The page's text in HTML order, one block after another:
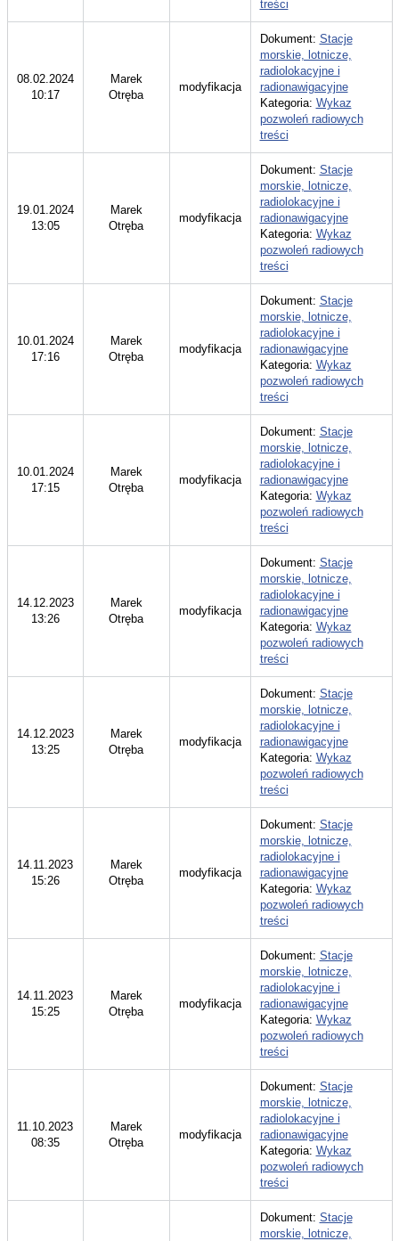
treści
08.02.2024
10:17
Marek
Otręba
modyfikacja
Dokument: Stacje
morskie, lotnicze,
radiolokacyjne i
radionawigacyjne
Kategoria: Wykaz
pozwoleń radiowych
treści
19.01.2024
13:05
Marek
Otręba
modyfikacja
Dokument: Stacje
morskie, lotnicze,
radiolokacyjne i
radionawigacyjne
Kategoria: Wykaz
pozwoleń radiowych
treści
10.01.2024
17:16
Marek
Otręba
modyfikacja
Dokument: Stacje
morskie, lotnicze,
radiolokacyjne i
radionawigacyjne
Kategoria: Wykaz
pozwoleń radiowych
treści
10.01.2024
17:15
Marek
Otręba
modyfikacja
Dokument: Stacje
morskie, lotnicze,
radiolokacyjne i
radionawigacyjne
Kategoria: Wykaz
pozwoleń radiowych
treści
14.12.2023
13:26
Marek
Otręba
modyfikacja
Dokument: Stacje
morskie, lotnicze,
radiolokacyjne i
radionawigacyjne
Kategoria: Wykaz
pozwoleń radiowych
treści
14.12.2023
13:25
Marek
Otręba
modyfikacja
Dokument: Stacje
morskie, lotnicze,
radiolokacyjne i
radionawigacyjne
Kategoria: Wykaz
pozwoleń radiowych
treści
14.11.2023
15:26
Marek
Otręba
modyfikacja
Dokument: Stacje
morskie, lotnicze,
radiolokacyjne i
radionawigacyjne
Kategoria: Wykaz
pozwoleń radiowych
treści
14.11.2023
15:25
Marek
Otręba
modyfikacja
Dokument: Stacje
morskie, lotnicze,
radiolokacyjne i
radionawigacyjne
Kategoria: Wykaz
pozwoleń radiowych
treści
11.10.2023
08:35
Marek
Otręba
modyfikacja
Dokument: Stacje
morskie, lotnicze,
radiolokacyjne i
radionawigacyjne
Kategoria: Wykaz
pozwoleń radiowych
treści
Dokument: Stacje
morskie, lotnicze,